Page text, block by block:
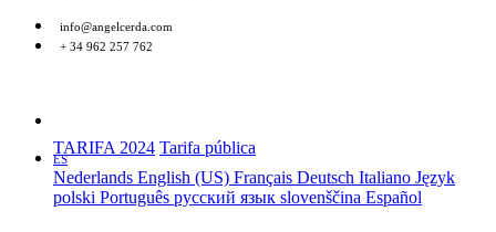
info@angelcerda.com
+ 34 962 257 762
TARIFA 2024 Tarifa pública
ES
Nederlands English (US) Français Deutsch Italiano Język
polski Português русский язык slovenščina Español